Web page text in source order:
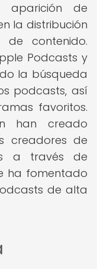
de
la distribución
contenido.
Podcasts y
la búsqueda
podcasts, así
favoritos.
han creado
creadores de
a través de
ha fomentado
de alta